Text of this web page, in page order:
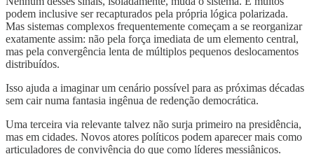
podem inclusive ser recapturados pela própria lógica polarizada.
Mas sistemas complexos frequentemente começam a se reorganizar
exatamente assim: não pela força imediata de um elemento central,
mas pela convergência lenta de múltiplos pequenos deslocamentos
distribuídos.
Isso ajuda a imaginar um cenário possível para as próximas décadas
sem cair numa fantasia ingênua de redenção democrática.
Uma terceira via relevante talvez não surja primeiro na presidência,
mas em cidades. Novos atores políticos podem aparecer mais como
articuladores de convivência do que como líderes messiânicos.